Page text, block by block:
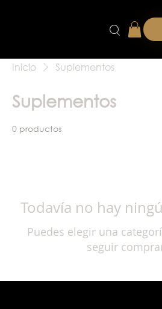
Inicio Suplementos
Suplementos
0 productos
Todavía no hay
Puedes elegir una
seguir